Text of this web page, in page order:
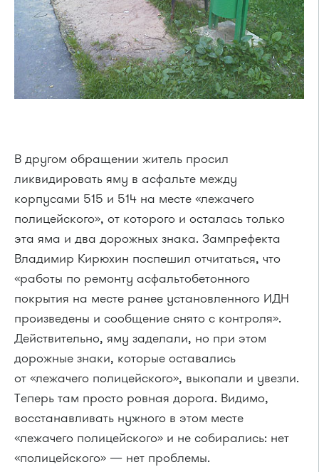
В другом обращении житель просил
ликвидировать яму в асфальте между
корпусами 515 и 514 на месте «лежачего
полицейского», от которого и осталась только
эта яма и два дорожных знака. Зампрефекта
Владимир Кирюхин поспешил отчитаться, что
«работы по ремонту асфальтобетонного
покрытия на месте ранее установленного ИДН
произведены и сообщение снято с контроля».
Действительно, яму заделали, но при этом
дорожные знаки, которые оставались
от «лежачего полицейского», выкопали и увезли.
Теперь там просто ровная дорога. Видимо,
восстанавливать нужного в этом месте
«лежачего полицейского» и не собирались: нет
«полицейского» — нет проблемы.